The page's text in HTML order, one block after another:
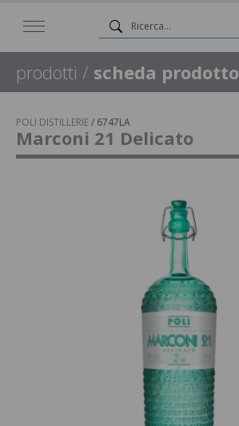
prodotti / scheda prodotto
POLI DISTILLERIE/ 6747LA
Marconi 21 Delicato